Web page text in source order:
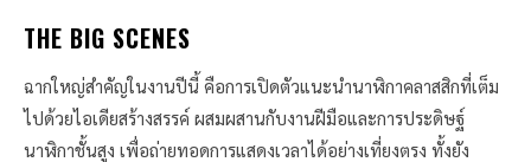
THE BIG SCENES
ฉากใหญ่สำคัญในงานปีนี้ คือการเปิดตัวแนะนำนาฬิกาคลาสสิกที่เต็ม
ไปด้วยไอเดียสร้างสรรค์ ผสมผสานกับงานฝีมือและการประดิษฐ์
นาฬิกาชั้นสูง เพื่อถ่ายทอดการแสดงเวลาได้อย่างเที่ยงตรง ทั้งยัง